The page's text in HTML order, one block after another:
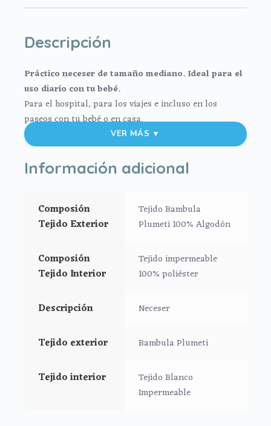
Descripción
Práctico neceser de tamaño mediano. Ideal para el
uso diario con tu bebé.
Para el hospital, para los viajes e incluso en los
paseos con tu bebé o en casa.
El exterior en tejido bambula de algodón, muy suave y
agradable. Para el interior tejido blanco impermeable;
muy fácil de limpiar por dentro y por fuera con paño
natural.
Cierre con cremallera al tono del estampado.
organizadas en el interior.
Medidas Neceser:
15 cms Alto
10 cms de lomo
VER MÁS ▼
Información adicional
Composión
Tejido Exterior
Tejido Bambula
Plumeti 100% Algodón
Composión
Tejido Interior
Tejido impermeable
100% poliéster
Descripción Neceser
Tejido exterior Bambula Plumeti
Tejido interior
Tejido Blanco
Impermeable